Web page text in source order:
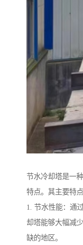
节水冷却塔是一
特点。其主要特点
1. 节水性能：通
却塔能够大幅减
缺的地区。